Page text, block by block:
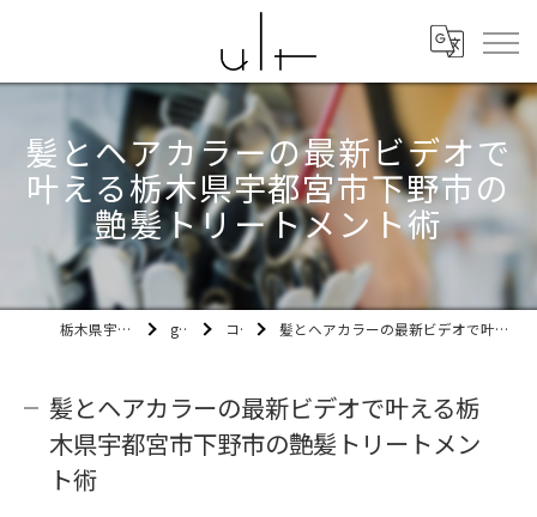
髪とヘアカラーの最新ビデオで
叶える栃木県宇都宮市下野市の
艶髪トリートメント術
栃木県宇都宮市の美容室ult gallery コラム 髪とヘアカラーの最新ビデオで叶える栃木県宇都宮市下野市の艶髪トリートメント術
髪とヘアカラーの最新ビデオで叶える栃
木県宇都宮市下野市の艶髪トリートメン
ト術